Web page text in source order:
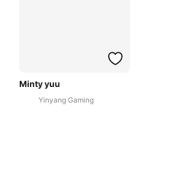
Minty yuu
Yinyang Gaming